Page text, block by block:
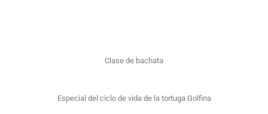
Clase de bachata
Especial del ciclo de vida de la tortuga Golfina